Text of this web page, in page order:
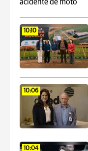
10:10
10:06
10:04